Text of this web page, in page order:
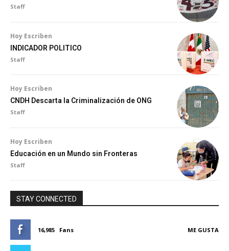
Staff
Hoy Escriben
INDICADOR POLITICO
Staff
Hoy Escriben
CNDH Descarta la Criminalización de ONG
Staff
Hoy Escriben
Educación en un Mundo sin Fronteras
Staff
STAY CONNECTED
16,985 Fans ME GUSTA